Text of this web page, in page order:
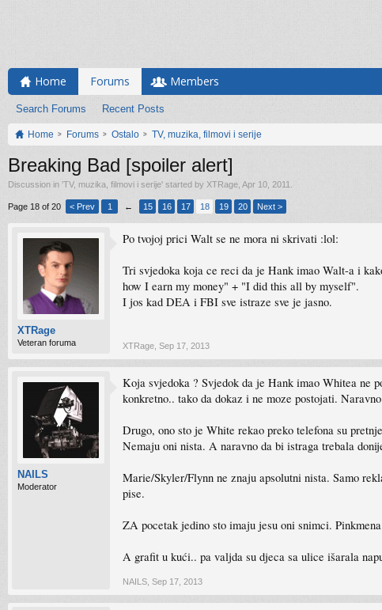
Home Forums
Search Forums Recent Posts
Members
Home Forums Ostalo TV, muzika, filmovi i serije
Breaking Bad [spoiler alert]
Discussion in 'TV, muzika, filmovi i serije' started by XTRage Apr 10, 2011
Page 18 of 20 < Prev 1 ← 15 16 17 18 19 20 Next >
XTRage
Veteran foruma
Po tvojoj prici Walt se ne mora ni skrivati :lol:
Tri svjedoka koja ce reci da je Hank imao Walt-a i
how I earn my money" + "I did this all by myself".
I jos kad DEA i FBI sve istraze sve je jasno.
XTRage Sep 17, 2013
NAILS
Moderator
Koja svjedoka ? Svjedok da je Hank imao Whitea ne
konkretno.. tako da dokaz i ne moze postojati.
Drugo, ono sto je White rekao preko telefona su
Nemaju oni nista. A naravno da bi istraga trebala
Marie/Skyler/Flynn ne znaju apsolutni nista. Samo
pise.
ZA pocetak jedino sto imaju jesu oni snimci.
A grafit u kući.. pa valjda su djeca sa ulice išarala
NAILS Sep 17, 2013